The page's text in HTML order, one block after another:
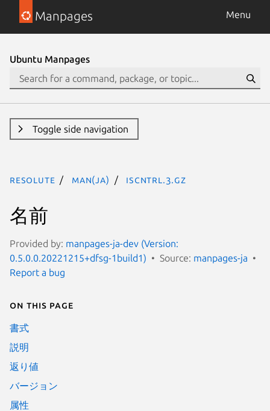
Manpages Menu
Ubuntu Manpages
Toggle side navigation
resolute man(ja) iscntrl.3.gz
名前
Provided by: manpages-ja-dev (Version:
0.5.0.0.20221215+dfsg-1build1)
Source: manpages-ja
Report a bug
On this page
書式
説明
返り値
バージョン
属性